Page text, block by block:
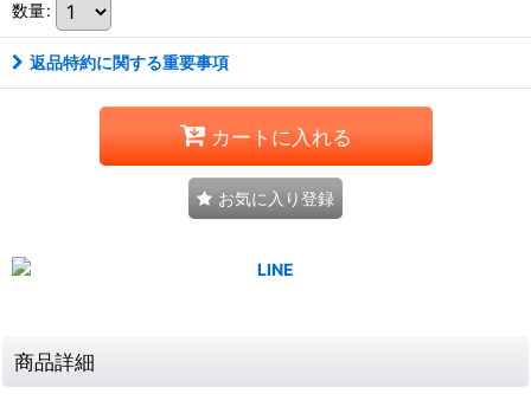
数量:
返品特約に関する重要事項
カートに入れる
お気に入り登録
商品詳細